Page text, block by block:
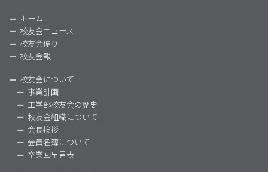
ホーム
校友会ニュース
校友会便り
校友会報
校友会について
事業計画
工学部校友会の歴史
校友会組織について
会長挨拶
会員名簿について
卒業回早見表